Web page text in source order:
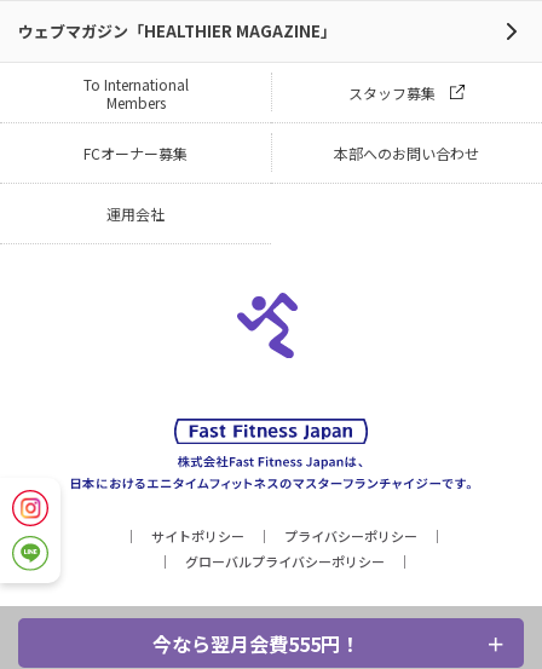
今なら翌月会費555円！
ウェブマガジン「HEALTHIER MAGAZINE」
To International
Members
スタッフ募集
FCオーナー募集 本部へのお問い合わせ
運用会社
サイトポリシー
プライバシーポリシー
グローバルプライバシーポリシー
Copyright © Fast Fitness Japan, Inc. All Rights Reserved.